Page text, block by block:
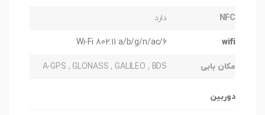
NFC دارد
wifi
Wi-Fi 802.11 a/b/g/n/ac/6
مکان بابی A-GPS , GLONASS , GALILEO , BDS
دوربین